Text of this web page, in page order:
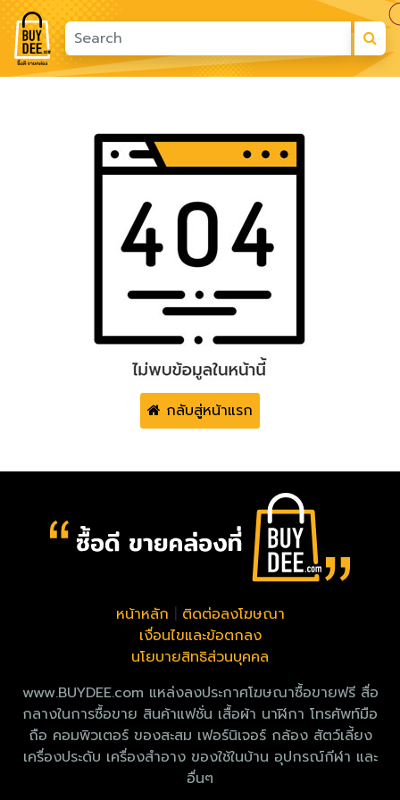
กลับสู่หน้าแรก
หน้าหลัก
ติดต่อลงโฆษณา
เงื่อนไขและข้อตกลง
นโยบายสิทธิส่วนบุคคล
www.BUYDEE.com แหล่งลงประกาศโฆษณาซื้อขายฟรี สื่อ
กลางในการซื้อขาย สินค้าแฟชั่น เสื้อผ้า นาฬิกา โทรศัพท์มือ
ถือ คอมพิวเตอร์ ของสะสม เฟอร์นิเจอร์ กล้อง สัตว์เลี้ยง
เครื่องประดับ เครื่องสำอาง ของใช้ในบ้าน อุปกรณ์กีฬา และ
อื่นๆ